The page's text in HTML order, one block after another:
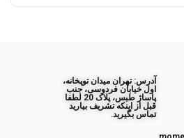
آدرس: تهران میدان توپخانه،
اول خیابان فردوسی، جنب
پاساژ طبس، پلاک 20 لطفا
قبل از اینکه تشریف بیارید
تماس بگیرید.